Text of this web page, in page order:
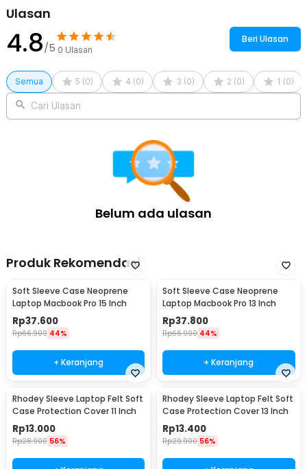
Ulasan
4.8/5 0 Ulasan
Beri Ulasan
Semua 5 (0) 4 (0) 3 (0) 2 (0) 1 (0)
Cari Ulasan
Belum ada ulasan
Produk Rekomendasi
Soft Sleeve Case Neoprene
Laptop Macbook Pro 15 Inch
Rp37.600
Rp66.900 44%
+ Keranjang
Soft Sleeve Case Neoprene
Laptop Macbook Pro 13 Inch
Rp37.800
Rp66.900 44%
+ Keranjang
Rhodey Sleeve Laptop Felt Soft
Case Protection Cover 11 Inch
Rp13.000
Rp28.900 56%
Rhodey Sleeve Laptop Felt Soft
Case Protection Cover 13 Inch
Rp13.400
Rp29.900 56%